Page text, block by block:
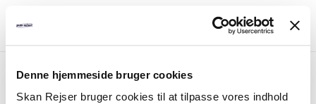
Denne hjemmeside bruger cookies
Skan Rejser bruger cookies til at tilpasse vores indhold
Fejl